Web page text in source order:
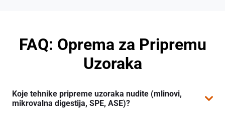
FAQ: Oprema za Pripremu
Uzoraka
Koje tehnike pripreme uzoraka nudite (mlinovi,
mikrovalna digestija, SPE, ASE)?